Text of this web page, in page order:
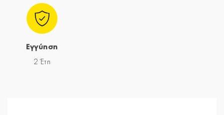
Εγγύηση
2 Έτη